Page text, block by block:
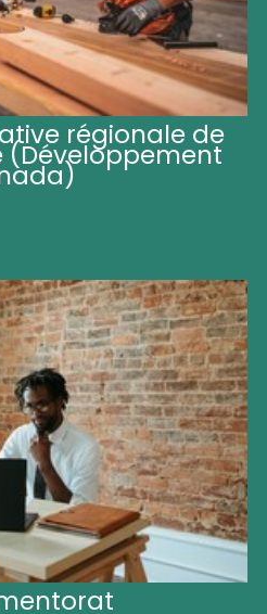
régionale de
(Développement